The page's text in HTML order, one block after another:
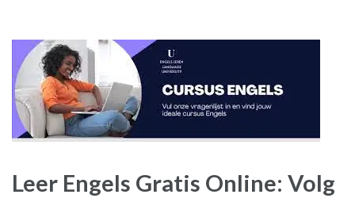
Leer Engels Gratis Online: Volg